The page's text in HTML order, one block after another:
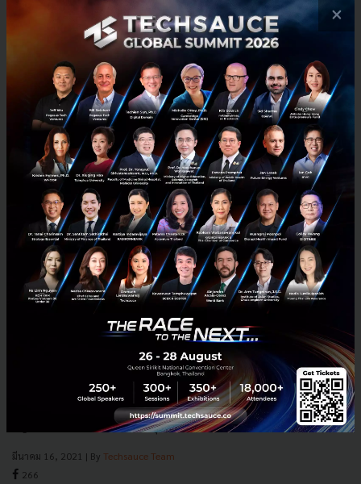
รู้จัก SmartTAX , SmartFLOW ตัวช่วยลดต้นทุน...
| ByTechsauce Team
SmartTAX SmartFLOW paperless brainergy
5 สิ่งต้องรู้สำหรับ SMEs ปี 2021
5 สิ่งที่ SMEs ต้องรู้ในปี 2021 ปีแห่งการเปลี่ยนแปลงด้านเทคโนโลยีและ
พฤติกรรมมนุษย์ เพื่อเป็นแนวทางในการรับมือ ปรับตัว และเดินหน้าทำ
Digital Transformation ให้กับธุรกิจ...
มีนาคม 16, 2021 | By Techsauce Team
266
×